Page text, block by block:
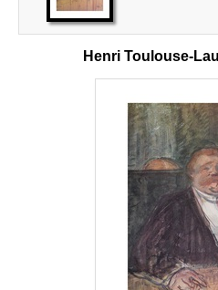
Henri Toulouse-